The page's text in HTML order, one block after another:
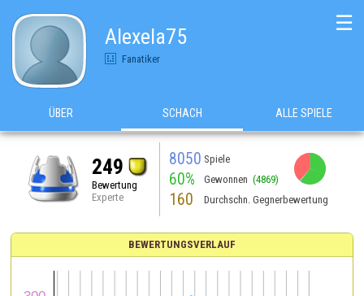
Alexela75
Fanatiker
☰
ÜBER SCHACH ALLE SPIELE
249
Bewertung
Experte
8050 Spiele
60% Gewonnen (4869)
160 Durchschn. Gegnerbewertung
BEWERTUNGSVERLAUF